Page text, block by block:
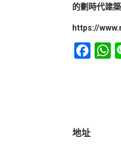
的劃時代建
https://
地址